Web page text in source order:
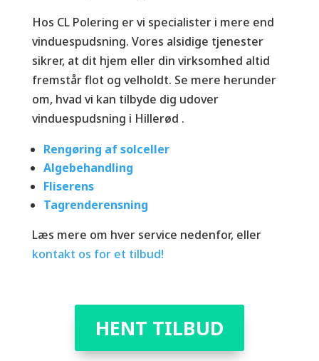
Hos CL Polering er vi specialister i mere end
vinduespudsning. Vores alsidige tjenester
sikrer, at dit hjem eller din virksomhed altid
fremstår flot og velholdt. Se mere herunder
om, hvad vi kan tilbyde dig udover
vinduespudsning i Hillerød .
Rengøring af solceller
Algebehandling
Fliserens
Tagrenderensning
Læs mere om hver service nedenfor, eller
kontakt os for et tilbud!
HENT TILBUD